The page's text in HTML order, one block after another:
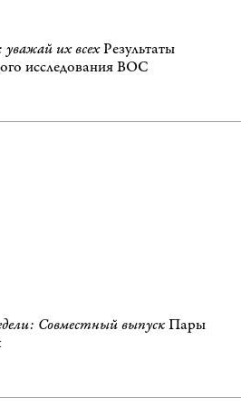
их всехРезультаты
исследования ВОС
Совместный выпускПары